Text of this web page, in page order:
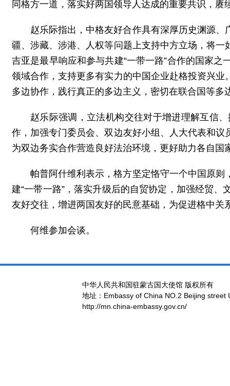
同格方一道，落实好两国领导人达成的重要共识，
赵乐际指出，中格友好合作具有深厚历史渊源
疆、涉藏、涉港、人权等问题上支持中方立场，将
吉亚是最早响应和参与共建“一带一路”合作的国家
领域合作，支持更多有实力的中国企业赴格投资兴
多边协作，践行真正的多边主义，密切在联合国等多
赵乐际强调，立法机构交往对于增进理解互信
作，加强专门委员会、双边友好小组、人大代表和
为双边务实合作营造良好法治环境，更好助力各自国
帕普阿什维利表示，格方坚定恪守一个中国原
建“一带一路”，落实升级后的自贸协定，加强经贸
友好交往，增进两国友好的民意基础，为促进格中关
何维参加会谈。
中华人民共和国驻蒙古国大使馆 版权所有
地址：Embassy of China NO.2 Beijing street
http://mn.china-embassy.gov.cn/